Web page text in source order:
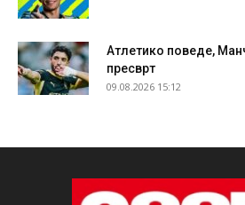
Атлетико поведе,
пресврт
09.08.2026 15:12